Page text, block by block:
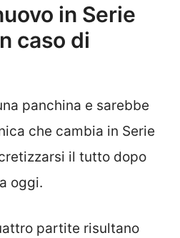
in Serie
caso di
panchina e sarebbe
che cambia in Serie
il tutto dopo
oggi.
partite risultano